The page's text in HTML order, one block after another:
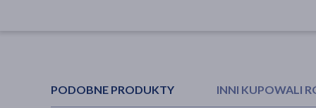
PODOBNE PRODUKTY INNI KUPOWALI